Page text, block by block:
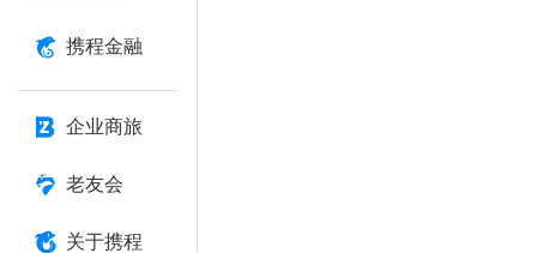
携程金融
企业商旅
老友会
关于携程